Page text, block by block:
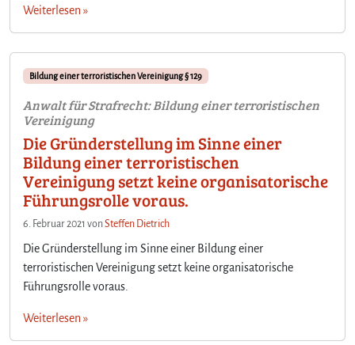
Weiterlesen »
Bildung einer terroristischen Vereinigung § 129
Anwalt für Strafrecht: Bildung einer terroristischen
Vereinigung
Die Gründerstellung im Sinne einer
Bildung einer terroristischen
Vereinigung setzt keine organisatorische
Führungsrolle voraus.
6. Februar 2021 vonSteffen Dietrich
Die Gründerstellung im Sinne einer Bildung einer
terroristischen Vereinigung setzt keine organisatorische
Führungsrolle voraus.
Weiterlesen »